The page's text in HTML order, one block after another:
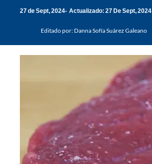
27 de Sept, 2024 Actualizado: 27 De Sept, 2024
Editado por: Danna Sofía Suárez Galeano